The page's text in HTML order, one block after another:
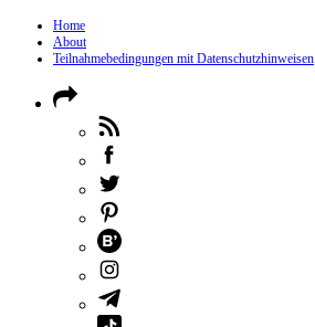
Home
About
Teilnahmebedingungen mit Datenschutzhinweisen